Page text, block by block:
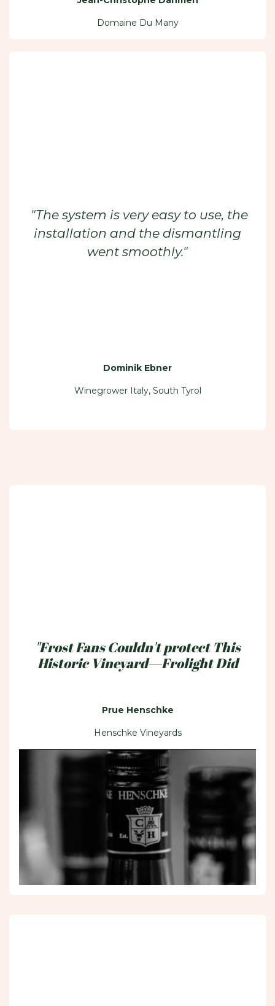
Domaine Du Many
​ "The system is very easy to use, the
installation and the dismantling
went smoothly."
Dominik Ebner
Winegrower Italy, South Tyrol
"Frost Fans Couldn't protect This
Historic Vineyard—Frolight Did
Prue Henschke
Henschke Vineyards